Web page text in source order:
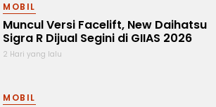
MOBIL
Muncul Versi Facelift, New Daihatsu
Sigra R Dijual Segini di GIIAS 2026
2 Hari yang lalu
MOBIL